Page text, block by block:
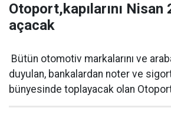
Otoport,kapılarını Nisan
açacak
Bütün otomotiv markalarını ve
duyulan, bankalardan noter ve
bünyesinde toplayacak olan Otoport,